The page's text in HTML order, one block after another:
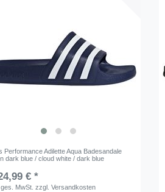
Performance Adilette Aqua Badesandale
dark blue / cloud white / dark blue
€ *
MwSt. zzgl.Versandkosten